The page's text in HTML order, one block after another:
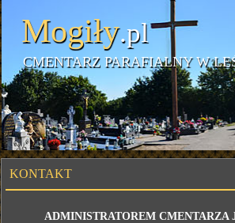
Mogiły.pl
CMENTARZ PARAFIALNY W
KONTAKT
ADMINISTRATOREM CMENTARZA